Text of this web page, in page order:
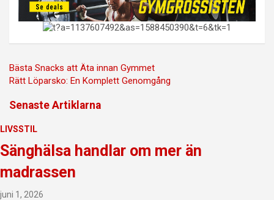
Inläggsnavigering
Bästa Snacks att Äta innan Gymmet
Rätt Löparsko: En Komplett Genomgång
Senaste Artiklarna
LIVSSTIL
Sänghälsa handlar om mer än
madrassen
juni 1, 2026